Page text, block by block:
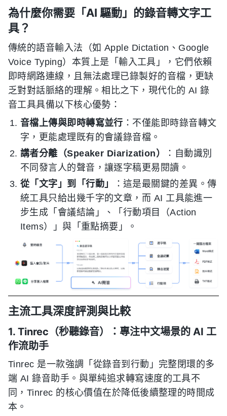
為什麼你需要「AI 驅動」的錄音轉文字工
具？
傳統的語音輸入法（如 Apple Dictation、Google
Voice Typing）本質上是「輸入工具」，它們依賴
即時網路連線，且無法處理已錄製好的音檔，更缺
乏對對話脈絡的理解。相比之下，現代化的 AI 錄
音工具具備以下核心優勢：
音檔上傳與即時轉寫並行 ：不僅能即時錄音轉文
字，更能處理既有的會議錄音檔。
講者分離（Speaker Diarization）
：自動識別
不同發言人的聲音，讓逐字稿更易閱讀。
從「文字」到「行動」
：這是最關鍵的差異。傳
統工具只給出幾千字的文章，而 AI 工具能進一
步生成「會議結論」、「行動項目（Action
Items）」與「重點摘要」。
主流工具深度評測與比較
1. Tinrec（秒聽錄音）：專注中文場景的 AI 工
作流助手
Tinrec 是一款強調「從錄音到行動」完整閉環的多
端 AI 錄音助手。與單純追求轉寫速度的工具不
同，Tinrec 的核心價值在於降低後續整理的時間成
本。